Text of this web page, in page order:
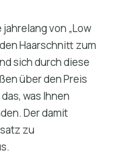
von „Low
Haarschnitt zum
sich durch diese
über den Preis
was Ihnen
Der damit
zu